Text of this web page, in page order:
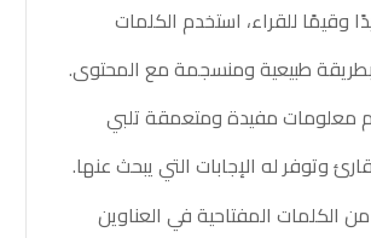
وقيمًا للقراء، استخدم الكلمات
بطريقة طبيعية ومنسجمة مع المحتوى.
معلومات مفيدة ومتعمقة تلبي
وتوفر له الإجابات التي يبحث عنها.
الكلمات المفتاحية في العناوين